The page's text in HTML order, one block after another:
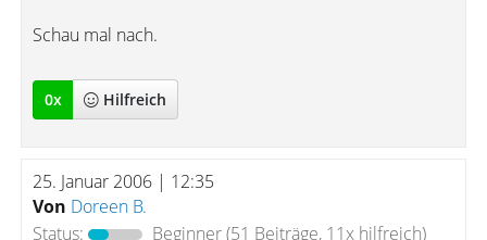
Schau mal nach.
0x Hilfreich
25. Januar 2006 | 12:35
Von Doreen B.
Status:
Beginner(51 Beiträge, 11x hilfreich)